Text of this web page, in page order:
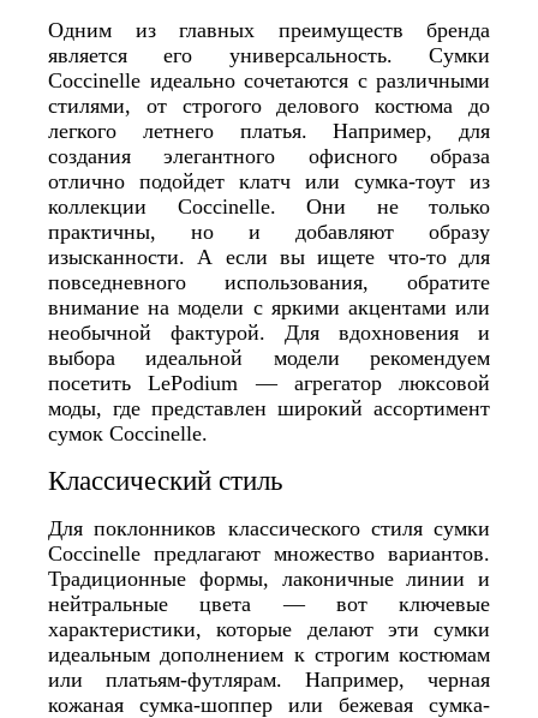
Одним из главных преимуществ бренда
является его универсальность. Сумки
Coccinelle идеально сочетаются с различными
стилями, от строгого делового костюма до
легкого летнего платья. Например, для
создания элегантного офисного образа
отлично подойдет клатч или сумка-тоут из
коллекции Coccinelle. Они не только
практичны, но и добавляют образу
изысканности. А если вы ищете что-то для
повседневного использования, обратите
внимание на модели с яркими акцентами или
необычной фактурой. Для вдохновения и
выбора идеальной модели рекомендуем
посетить LePodium — агрегатор люксовой
моды, где представлен широкий ассортимент
сумок Coccinelle.
Классический стиль
Для поклонников классического стиля сумки
Coccinelle предлагают множество вариантов.
Традиционные формы, лаконичные линии и
нейтральные цвета — вот ключевые
характеристики, которые делают эти сумки
идеальным дополнением к строгим костюмам
или платьям-футлярам. Например, черная
кожаная сумка-шоппер или бежевая сумка-